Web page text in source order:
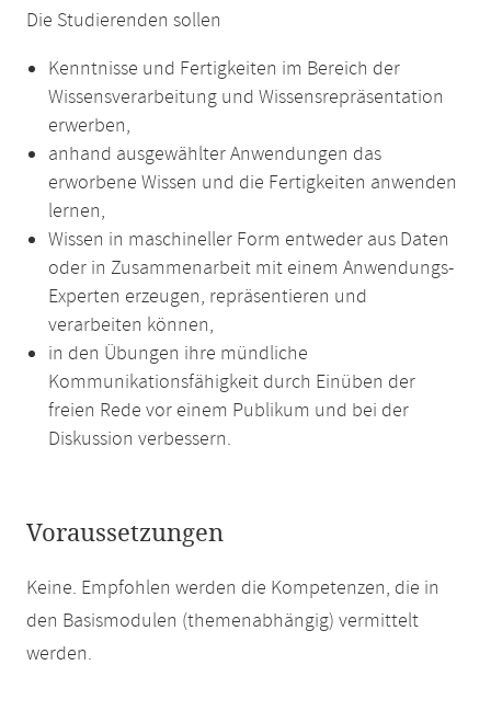
Die Studierenden sollen
Kenntnisse und Fertigkeiten im Bereich der
Wissensverarbeitung und Wissensrepräsentation
erwerben,
anhand ausgewählter Anwendungen das
erworbene Wissen und die Fertigkeiten anwenden
lernen,
Wissen in maschineller Form entweder aus Daten
oder in Zusammenarbeit mit einem Anwendungs-
Experten erzeugen, repräsentieren und
verarbeiten können,
in den Übungen ihre mündliche
Kommunikationsfähigkeit durch Einüben der
freien Rede vor einem Publikum und bei der
Diskussion verbessern.
Voraussetzungen
Keine. Empfohlen werden die Kompetenzen, die in
den Basismodulen (themenabhängig) vermittelt
werden.